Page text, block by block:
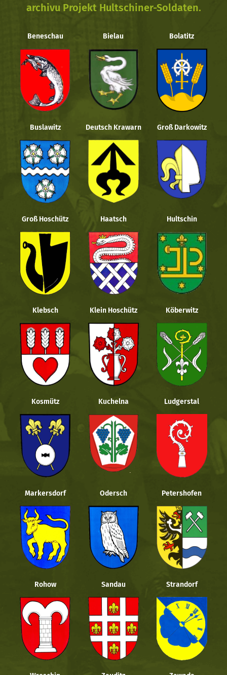
archivu Projekt Hultschiner-Soldaten.
Beneschau Bielau Bolatitz
Buslawitz Deutsch Krawarn Groß Darkowitz
Groß Hoschütz Haatsch Hultschin
Klebsch Klein Hoschütz Köberwitz
Kosmütz Kuchelna Ludgerstal
Markersdorf Odersch Petershofen
Rohow Sandau Strandorf